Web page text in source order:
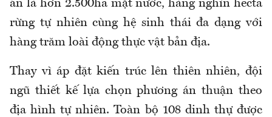
án là hơn 2.500ha mặt nước, hàng nghìn hecta
rừng tự nhiên cùng hệ sinh thái đa dạng với
hàng trăm loài động thực vật bản địa.
Thay vì áp đặt kiến trúc lên thiên nhiên, đội
ngũ thiết kế lựa chọn phương án thuận theo
địa hình tự nhiên. Toàn bộ 108 dinh thự được